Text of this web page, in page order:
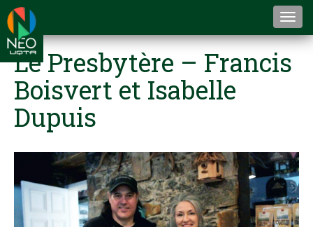
Le Presbytère – Francis
Boisvert et Isabelle
Dupuis